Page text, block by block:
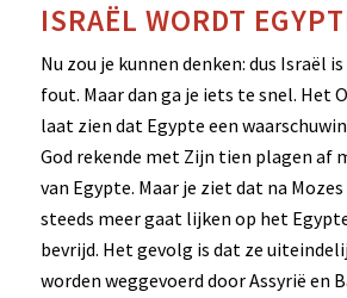
ISRAËL WORDT
Nu zou je kunnen denken: dus Israël
fout. Maar dan ga je iets te snel. Het
laat zien dat Egypte een
God rekende met Zijn tien plagen af
van Egypte. Maar je ziet dat na
steeds meer gaat lijken op het
bevrijd. Het gevolg is dat ze
worden weggevoerd door Assyrië en